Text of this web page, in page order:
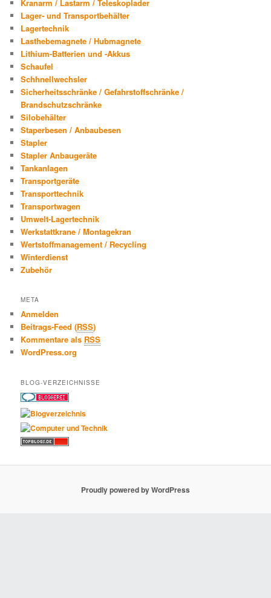
Kranarm / Lastarm / Teleskoplader
Lager- und Transportbehälter
Lagertechnik
Lasthebemagnete / Hubmagnete
Lithium-Batterien und -Akkus
Schaufel
Schhnellwechsler
Sicherheitsschränke / Gefahrstoffschränke /
Brandschutzschränke
Silobehälter
Staperbesen / Anbaubesen
Stapler
Stapler Anbaugeräte
Tankanlagen
Transportgeräte
Transporttechnik
Transportwagen
Umwelt-Lagertechnik
Werkstattkrane / Montagekran
Wertstoffmanagement / Recycling
Winterdienst
Zubehör
META
Anmelden
Beitrags-Feed (RSS)
Kommentare als RSS
WordPress.org
BLOG-VERZEICHNISSE
Proudly powered by WordPress